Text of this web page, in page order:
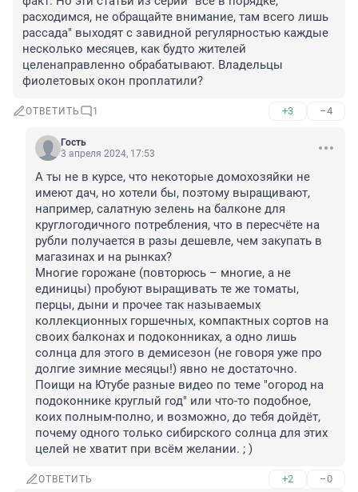
расходимся, не обращайте внимание, там всего лишь
рассада" выходят с завидной регулярностью каждые
несколько месяцев, как будто жителей
целенаправленно обрабатывают. Владельцы
фиолетовых окон проплатили?
ОТВЕТИТЬ 1 +3 –4
Гость
3 апреля 2024, 17:53
А ты не в курсе, что некоторые домохозяйки не
имеют дач, но хотели бы, поэтому выращивают,
например, салатную зелень на балконе для
круглогодичного потребления, что в пересчёте на
рубли получается в разы дешевле, чем закупать в
магазинах и на рынках?
Многие горожане (повторюсь – многие, а не
единицы) пробуют выращивать те же томаты,
перцы, дыни и прочее так называемых
коллекционных горшечных, компактных сортов на
своих балконах и подоконниках, а одно лишь
солнца для этого в демисезон (не говоря уже про
долгие зимние месяцы!) явно не достаточно.
Поищи на Ютубе разные видео по теме "огород на
подоконнике круглый год" или что-то подобное,
коих полным-полно, и возможно, до тебя дойдёт,
почему одного только сибирского солнца для этих
целей не хватит при всём желании. ; )
ОТВЕТИТЬ +2 –0